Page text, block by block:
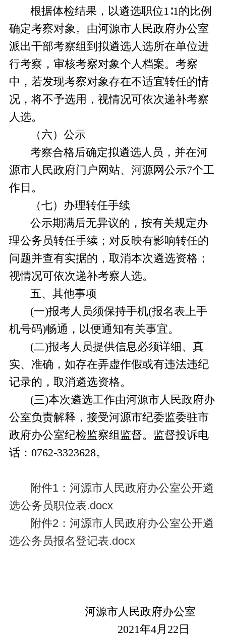
根据体检结果，以遴选职位1∶1的比例
确定考察对象。由河源市人民政府办公室
派出干部考察组到拟遴选人选所在单位进
行考察，审核考察对象个人档案。考察
中，若发现考察对象存在不适宜转任的情
况，将不予选用，视情况可依次递补考察
人选。
（六）公示
考察合格后确定拟遴选人员，并在河
源市人民政府门户网站、河源网公示7个工
作日。
（七）办理转任手续
公示期满后无异议的，按有关规定办
理公务员转任手续；对反映有影响转任的
问题并查有实据的，取消本次遴选资格 ；
视情况可依次递补考察人选。
五、其他事项
(一)报考人员须保持手机(报名表上手
机号码)畅通，以便通知有关事宜。
(二)报考人员提供信息必须详细、真
实、准确，如存在弄虚作假或有违法违纪
记录的，取消遴选资格。
(三)本次遴选工作由河源市人民政府办
公室负责解释，接受河源市纪委监委驻市
政府办公室纪检监察组监督。监督投诉电
话：0762-3323628。
附件1：河源市人民政府办公室公开遴
选公务员职位表.docx
附件2：河源市人民政府办公室公开遴
选公务员报名登记表.docx
河源市人民政府办公室
2021年4月 22 日